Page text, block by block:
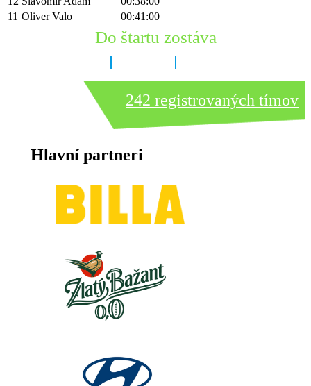
11 Oliver Valo 00:41:00
Do štartu zostáva
242 registrovaných tímov
Hlavní partneri